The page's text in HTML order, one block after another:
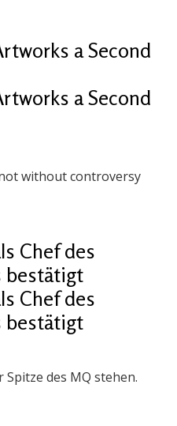
a Second
a Second
without controversy
Chef des
bestätigt
Chef des
bestätigt
des MQ stehen.